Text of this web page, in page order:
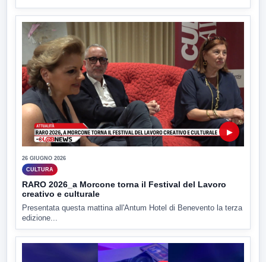
▶
26 GIUGNO 2026
CULTURA
RARO 2026_a Morcone torna il Festival del Lavoro
creativo e culturale
Presentata questa mattina all'Antum Hotel di Benevento la terza
edizione...